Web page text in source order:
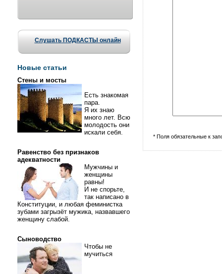
Слушать ПОДКАСТЫ онлайн
Новые статьи
Стены и мосты
Есть знакомая
пара.
Я их знаю
много лет. Всю
молодость они
искали себя.
Равенство без признаков
адекватности
Мужчины и
женщины
равны!
И не спорьте,
так написано в
Конституции, и любая феминистка
зубами загрызёт мужика, назвавшего
женщину слабой.
Сыноводство
Чтобы не
мучиться
* Поля обязательные к